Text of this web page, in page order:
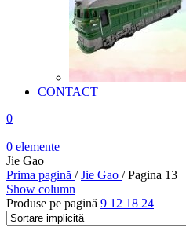
CONTACT
0
0 elemente
Jie Gao
Prima pagină / Jie Gao / Pagina 13
Show column
Produse pe pagină 9 12 18 24